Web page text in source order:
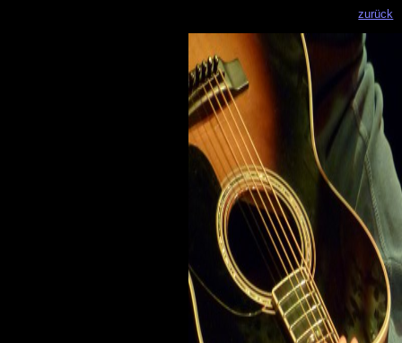
zurück